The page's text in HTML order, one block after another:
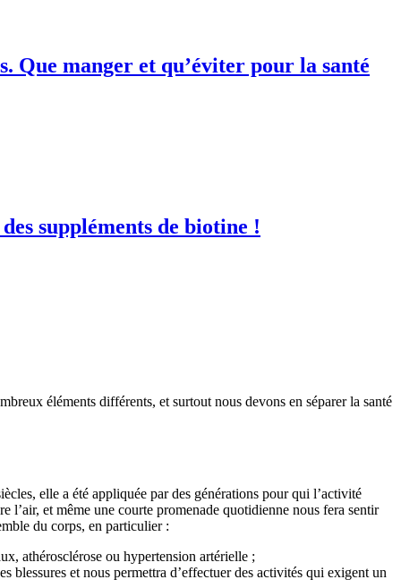
Que manger et qu’éviter pour la santé
suppléments de biotine !
éléments différents, et surtout nous devons en séparer la santé
elle a été appliquée par des générations pour qui l’activité
l’air, et même une courte promenade quotidienne nous fera sentir
du corps, en particulier :
athérosclérose ou hypertension artérielle ;
blessures et nous permettra d’effectuer des activités qui exigent un